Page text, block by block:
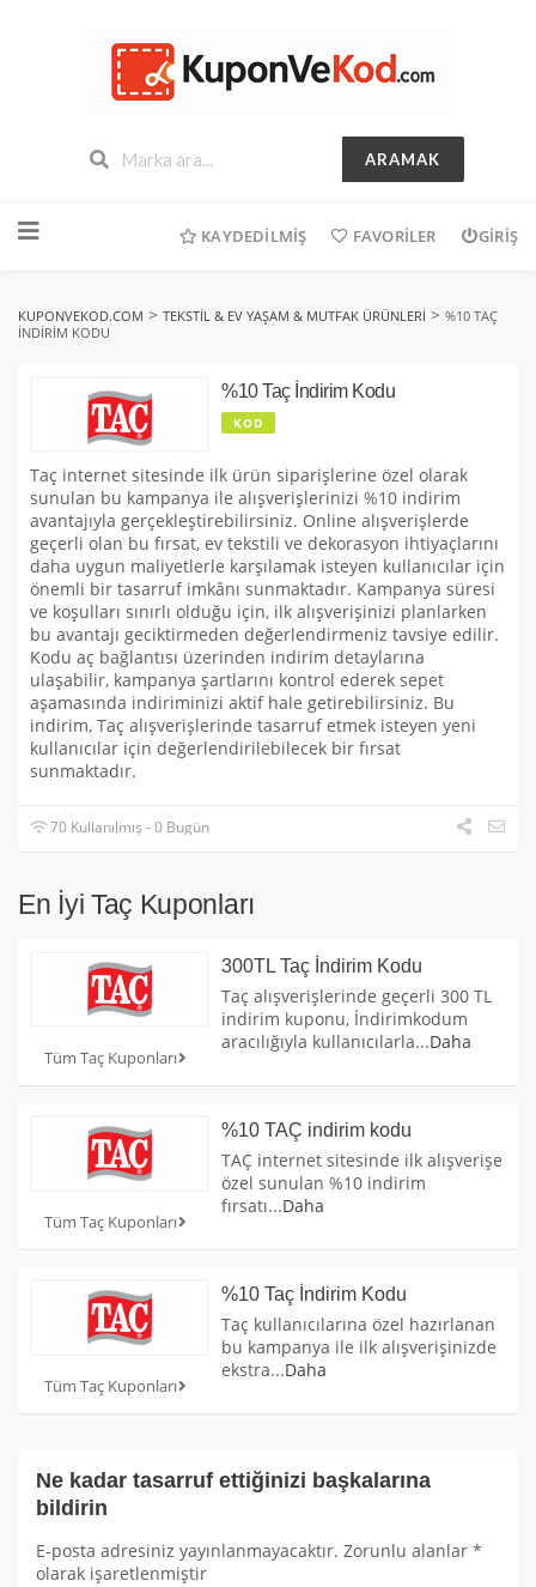
ARAMAK
geç
KAYDEDILMIŞ FAVORILER GIRIŞ
KUPONVEKOD.COM > TEKSTIL & EV YAŞAM & MUTFAK ÜRÜNLERI > %10 TAÇ
İNDIRIM KODU
%10 Taç İndirim Kodu
KOD
Taç internet sitesinde ilk ürün siparişlerine özel olarak
sunulan bu kampanya ile alışverişlerinizi %10 indirim
avantajıyla gerçekleştirebilirsiniz. Online alışverişlerde
geçerli olan bu fırsat, ev tekstili ve dekorasyon ihtiyaçlarını
daha uygun maliyetlerle karşılamak isteyen kullanıcılar için
önemli bir tasarruf imkânı sunmaktadır. Kampanya süresi
ve koşulları sınırlı olduğu için, ilk alışverişinizi planlarken
bu avantajı geciktirmeden değerlendirmeniz tavsiye edilir.
Kodu aç bağlantısı üzerinden indirim detaylarına
ulaşabilir, kampanya şartlarını kontrol ederek sepet
aşamasında indiriminizi aktif hale getirebilirsiniz. Bu
indirim, Taç alışverişlerinde tasarruf etmek isteyen yeni
kullanıcılar için değerlendirilebilecek bir fırsat
sunmaktadır.
70 Kullanılmış - 0 Bugün
En İyi Taç Kuponları
Tüm Taç Kuponları
300TL Taç İndirim Kodu
Taç alışverişlerinde geçerli 300 TL
indirim kuponu, İndirimkodum
aracılığıyla kullanıcılarla...Daha
Tüm Taç Kuponları
%10 TAÇ indirim kodu
TAÇ internet sitesinde ilk alışverişe
özel sunulan %10 indirim
fırsatı...Daha
Tüm Taç Kuponları
%10 Taç İndirim Kodu
Taç kullanıcılarına özel hazırlanan
bu kampanya ile ilk alışverişinizde
ekstra...Daha
Ne kadar tasarruf ettiğinizi başkalarına
bildirin
E-posta adresiniz yayınlanmayacaktır. Zorunlu alanlar *
olarak işaretlenmiştir